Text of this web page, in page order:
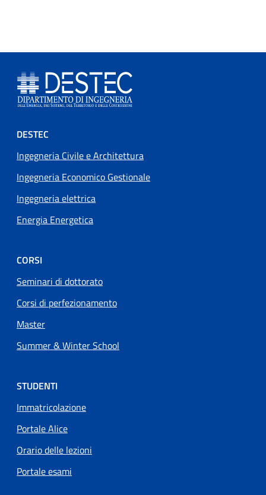
Footer menu
DESTEC
Ingegneria Civile e Architettura
Ingegneria Economico Gestionale
Ingegneria elettrica
Energia Energetica
CORSI
Seminari di dottorato
Corsi di perfezionamento
Master
Summer & Winter School
STUDENTI
Immatricolazione
Portale Alice
Orario delle lezioni
Portale esami